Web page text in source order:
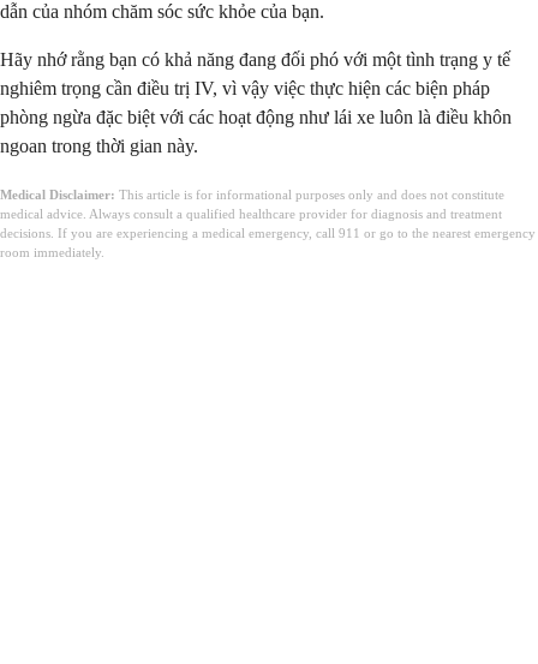
dẫn của nhóm chăm sóc sức khỏe của bạn.
Hãy nhớ rằng bạn có khả năng đang đối phó với một tình trạng y tế
nghiêm trọng cần điều trị IV, vì vậy việc thực hiện các biện pháp
phòng ngừa đặc biệt với các hoạt động như lái xe luôn là điều khôn
ngoan trong thời gian này.
Medical Disclaimer: This article is for informational purposes only and does not constitute
medical advice. Always consult a qualified healthcare provider for diagnosis and treatment
decisions. If you are experiencing a medical emergency, call 911 or go to the nearest emergency
room immediately.